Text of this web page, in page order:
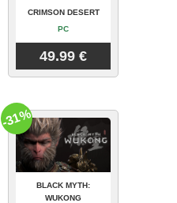
CRIMSON DESERT
PC
49.99 €
BLACK MYTH:
WUKONG
-31%